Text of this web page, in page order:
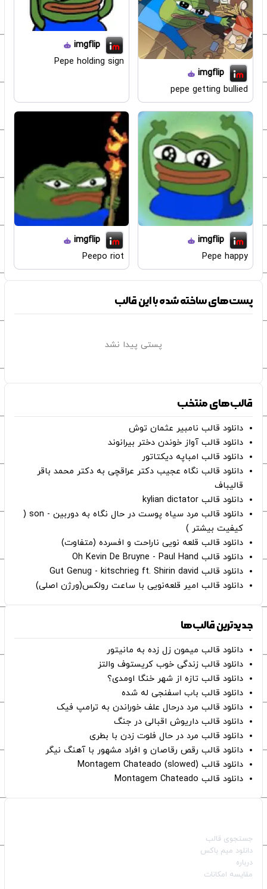
imgflip
pepe getting bullied
imgflip
Pepe holding sign
imgflip
Pepe happy
imgflip
Peepo riot
پست‌های ساخته شده با این قالب
پستی پیدا نشد
قالب‌های منتخب
دانلود قالب نامبیر عثمان ‌توش
دانلود قالب آواز خوندن دختر بیرانوند
دانلود قالب امباپه دیکتاتور
دانلود قالب نگاه عجیب دکتر عراقچی به دکتر محمد باقر
قالیباف
دانلود قالب kylian dictator
دانلود قالب مرد سیاه پوست در حال نگاه به دوربین - son (
کیفیت بیشتر )
دانلود قالب قلعه نویی ناراحت و افسرده (متفاوت)
دانلود قالب Oh Kevin De Bruyne - Paul Hand
دانلود قالب Gut Genug - kitschrieg ft. Shirin david
دانلود قالب امیر قلعه‌نویی با ساعت رولکس(ورژن اصلی)
جدیدترین قالب‌ها
دانلود قالب میمون زل زده به مانیتور
دانلود قالب زندگی خوب کریستوف والتز
دانلود قالب تازه از شهر خنگا اومدی؟
دانلود قالب باب اسفنجی له شده
دانلود قالب مرد درحال علف خوراندن به ترامپ فیک
دانلود قالب داریوش اقبالی در جنگ
دانلود قالب مرد در حال فلوت زدن با بطری
دانلود قالب رقص رقاصان و افراد مشهور با آهنگ نیگر
دانلود قالب Montagem Chateado (slowed)
دانلود قالب Montagem Chateado
جستجوی قالب
دانلود میم باکس
درباره
مقایسه امکانات